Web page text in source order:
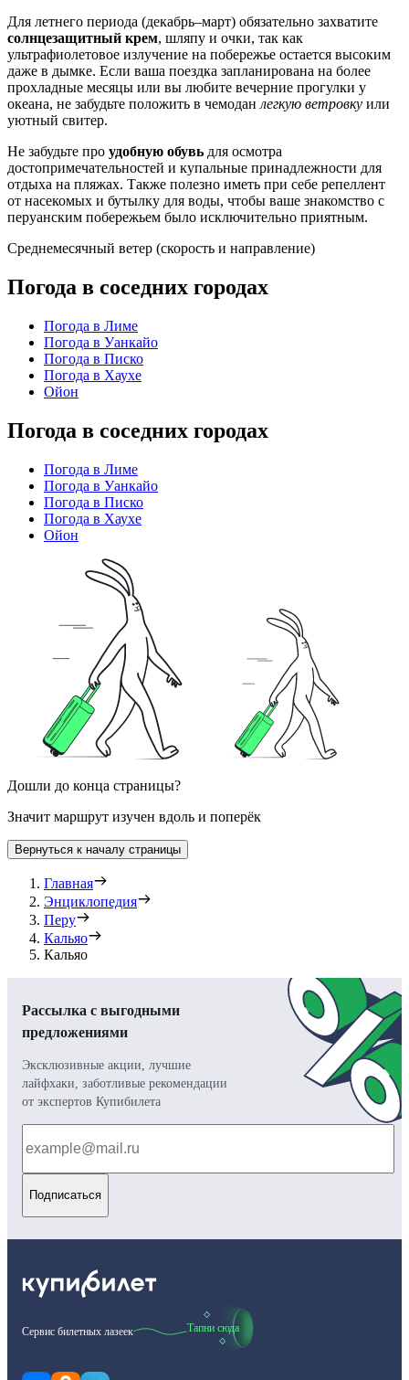
Для летнего периода (декабрь–март) обязательно захватите
солнцезащитный крем, шляпу и очки, так как
ультрафиолетовое излучение на побережье остается высоким
даже в дымке. Если ваша поездка запланирована на более
прохладные месяцы или вы любите вечерние прогулки у
океана, не забудьте положить в чемодан легкую ветровку или
уютный свитер.
Не забудьте про удобную обувь для осмотра
достопримечательностей и купальные принадлежности для
отдыха на пляжах. Также полезно иметь при себе репеллент
от насекомых и бутылку для воды, чтобы ваше знакомство с
перуанским побережьем было исключительно приятным.
Среднемесячный ветер (скорость и направление)
Погода в соседних городах
Погода в Лиме
Погода в Уанкайо
Погода в Писко
Погода в Хаухе
Ойон
Погода в соседних городах
Погода в Лиме
Погода в Уанкайо
Погода в Писко
Погода в Хаухе
Ойон
Дошли до конца страницы?
Значит маршрут изучен вдоль и поперёк
Вернуться к началу страницы
Главная
Энциклопедия
Перу
Кальяо
Кальяо
Рассылка с выгодными
предложениями
Эксклюзивные акции, лучшие
лайфхаки, заботливые рекомендации
от экспертов Купибилета
Подписаться
Сервис билетных лазеек Тапни сюда